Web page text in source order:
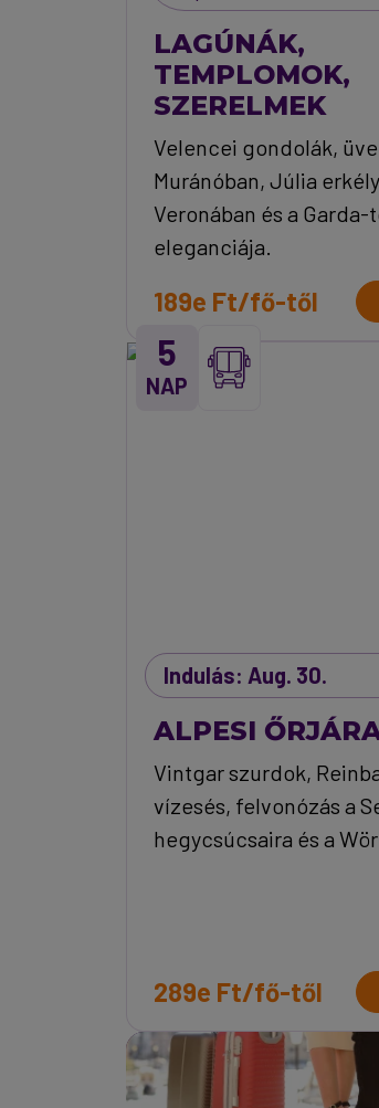
LAGÚNÁK,
TEMPLOMOK,
SZERELMEK
Velencei gondolák,
Muránóban, Júlia
Veronában és a Garda-
eleganciája.
189e Ft/fő-től
5
NAP
Indulás: Aug. 30.
ALPESI
Vintgar szurdok,
vízesés, felvonózás a
hegycsúcsaira és a
289e Ft/fő-től